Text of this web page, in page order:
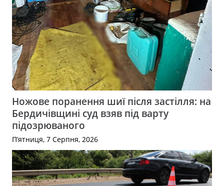
Ножове поранення шиї після застілля: на
Бердичівщині суд взяв під варту
підозрюваного
П’ятниця, 7 Серпня, 2026